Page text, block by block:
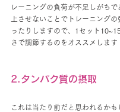
レーニングの負荷が不足しがち
上させないことでトレーニング
ったりしますので、1セット
さで調節するのをオススメします
2.タンパク質の摂取
これは当たり前だと思われるか